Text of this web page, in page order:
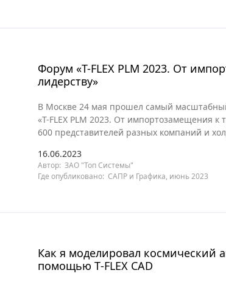
Форум «T-FLEX PLM 2023. От
лидерству»
В Москве 24 мая прошел самый
«T-FLEX PLM 2023. От импортозамещения к
600 представителей разных компаний и
16.06.2023
Автор: ЗАО "Топ Системы"
Где опубликовано: САПР и Графика, июнь 2023
Как я моделировал космический
помощью T‑FLEX CAD